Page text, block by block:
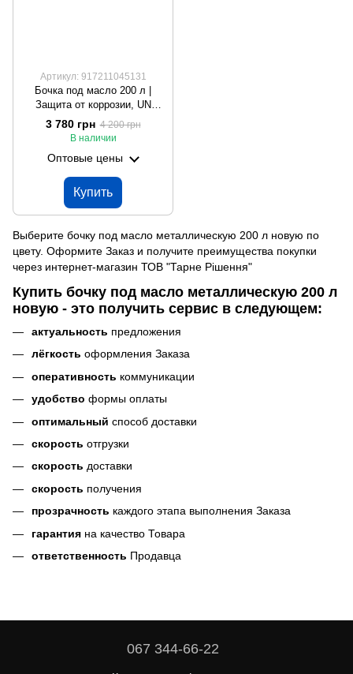
Артикул: 917211045131
Бочка под масло 200 л |
Защита от коррозии, UN
сертификат, Произведено в
ЕС
3 780 грн 4 200 грн
В наличии
Оптовые цены
Купить
Выберите бочку под масло металлическую 200 л новую по
цвету. Оформите Заказ и получите преимущества покупки
через интернет-магазин ТОВ "Тарне Рішення"
Купить бочку под масло металлическую 200 л
новую - это получить сервис в следующем:
актуальность предложения
лёгкость оформления Заказа
оперативность коммуникации
удобство формы оплаты
оптимальный способ доставки
скорость отгрузки
скорость доставки
скорость получения
прозрачность каждого этапа выполнения Заказа
гарантия на качество Товара
ответственность Продавца
067 344-66-22